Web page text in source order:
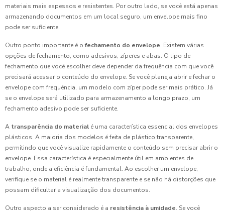
materiais mais espessos e resistentes. Por outro lado, se você está apenas
armazenando documentos em um local seguro, um envelope mais fino
pode ser suficiente.
Outro ponto importante é o fechamento do envelope. Existem várias
opções de fechamento, como adesivos, zíperes e abas. O tipo de
fechamento que você escolher deve depender da frequência com que você
precisará acessar o conteúdo do envelope. Se você planeja abrir e fechar o
envelope com frequência, um modelo com zíper pode ser mais prático. Já
se o envelope será utilizado para armazenamento a longo prazo, um
fechamento adesivo pode ser suficiente.
A transparência do material é uma característica essencial dos envelopes
plásticos. A maioria dos modelos é feita de plástico transparente,
permitindo que você visualize rapidamente o conteúdo sem precisar abrir o
envelope. Essa característica é especialmente útil em ambientes de
trabalho, onde a eficiência é fundamental. Ao escolher um envelope,
verifique se o material é realmente transparente e se não há distorções que
possam dificultar a visualização dos documentos.
Outro aspecto a ser considerado é a resistência à umidade. Se você